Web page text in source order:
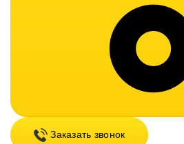
Заказать звонок